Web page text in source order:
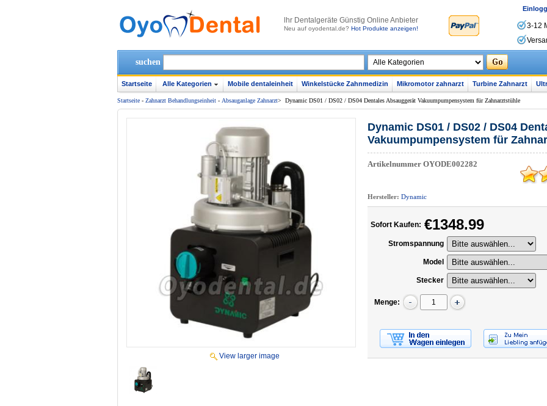
lhr Dentalgeräte Günstig Online Anbieter
Neu auf oyodental.de? Hot Produkte anzeigen! 3-12
suchen
Startseite Alle Kategorien Mobile dentaleinheit Winkelstücke Zahnmedizin Mikromotor zahnarzt Turbine Zahnarzt
Startseite - Zahnarzt Behandlungseinheit - Absauganlage Zahnarzt> Dynamic DS01 / DS02 / DS04 Dentales Absauggerät Vakuumpumpensystem für Zahnarztstühle
View larger image
Dynamic DS01 / DS02 / DS04
Vakuumpumpensystem für
Artikelnummer OYODE002282
Hersteller: Dynamic
Sofort Kaufen: €1348.99
Stromspannung
Model
Stecker
Menge: